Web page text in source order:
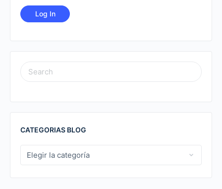
SEARCH
FOR:
CATEGORIAS BLOG
CATEGORIAS
BLOG